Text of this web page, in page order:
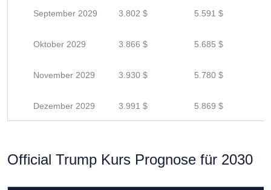
September 2029 3.802 $ 5.591 $
Oktober 2029 3.866 $ 5.685 $
November 2029 3.930 $ 5.780 $
Dezember 2029 3.991 $ 5.869 $
Official Trump Kurs Prognose für 2030